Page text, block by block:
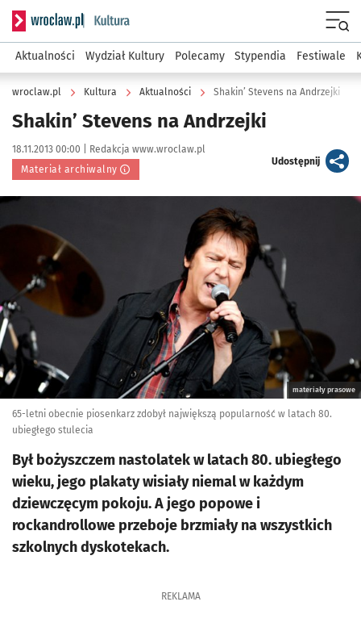
Serwis informacyjny wroclaw.pl podserwis: Kultura
Aktualności Wydział Kultury Polecamy Stypendia Festiwale
wroclaw.pl Kultura Aktualności Shakin’ Stevens na Andrzejki
Shakin’ Stevens na Andrzejki
Data publikacji:
18.11.2013 00:00 | Autor:
Redakcja www.wroclaw.pl
Materiał archiwalny
Udostępnijartykuł
Kliknij, aby powiększyć
materiały prasowe
65-letni obecnie piosenkarz zdobył największą popularność w latach 80.
ubiegłego stulecia
Był bożyszczem nastolatek w latach 80. ubiegłego
wieku, jego plakaty wisiały niemal w każdym
dziewczęcym pokoju. A jego popowe i
rockandrollowe przeboje brzmiały na wszystkich
szkolnych dyskotekach.
REKLAMA